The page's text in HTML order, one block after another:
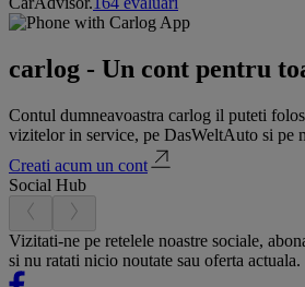
carlog - Un cont pentru
Contul dumneavoastra carlog il puteti
vizitelor in service, pe DasWeltAuto si pe
Creati acum un cont
Social Hub
Vizitati-ne pe retelele noastre sociale,
si nu ratati nicio noutate sau oferta actuala.